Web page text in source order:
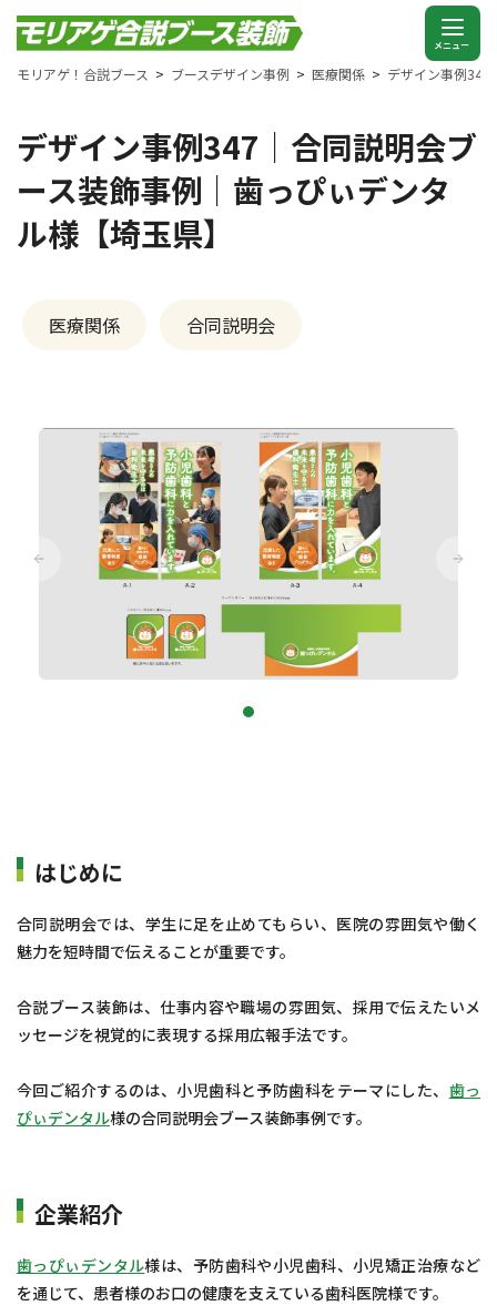
モリアゲ！合説ブース ブースデザイン事例 医療関係 デザイン事例347
デザイン事例347｜合同説明会ブ
ース装飾事例｜歯っぴぃデンタ
ル様【埼玉県】
医療関係 合同説明会
はじめに
合同説明会では、学生に足を止めてもらい、医院の雰囲気や働く
魅力を短時間で伝えることが重要です。
合説ブース装飾は、仕事内容や職場の雰囲気、採用で伝えたいメ
ッセージを視覚的に表現する採用広報手法です。
今回ご紹介するのは、小児歯科と予防歯科をテーマにした、 歯っ
ぴぃデンタル様の合同説明会ブース装飾事例です。
企業紹介
歯っぴぃデンタル様は、予防歯科や小児歯科、小児矯正治療など
を通じて、患者様のお口の健康を支えている歯科医院様です。